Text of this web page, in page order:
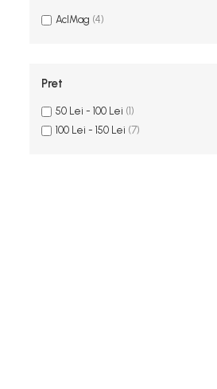
PACHETE SERVICE
Promotii Tik-Tok
AclMag (4)
Pret
50 Lei - 100 Lei (1)
100 Lei - 150 Lei (7)